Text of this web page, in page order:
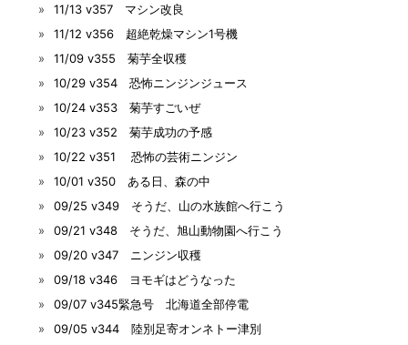
11/13 v357 マシン改良
11/12 v356 超絶乾燥マシン1号機
11/09 v355 菊芋全収穫
10/29 v354 恐怖ニンジンジュース
10/24 v353 菊芋すごいぜ
10/23 v352 菊芋成功の予感
10/22 v351 恐怖の芸術ニンジン
10/01 v350 ある日、森の中
09/25 v349 そうだ、山の水族館へ行こう
09/21 v348 そうだ、旭山動物園へ行こう
09/20 v347 ニンジン収穫
09/18 v346 ヨモギはどうなった
09/07 v345緊急号 北海道全部停電
09/05 v344 陸別足寄オンネトー津別